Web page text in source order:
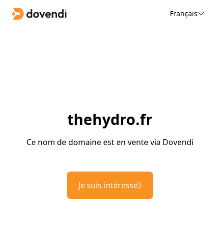
Français
thehydro.fr
Ce nom de domaine est en vente via Dovendi
Je suis intéressé